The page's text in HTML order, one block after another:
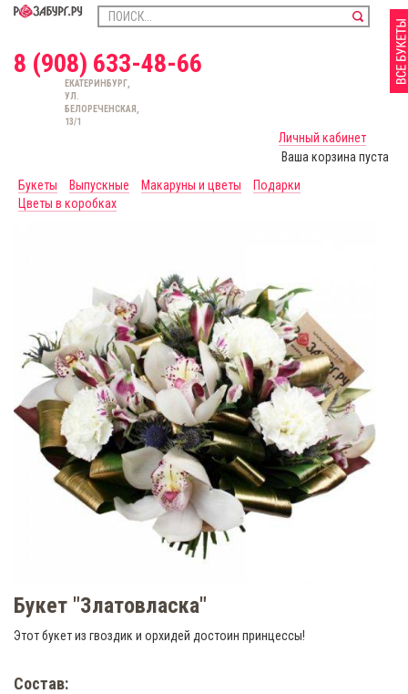
8 (908) 633-48-66
ЕКАТЕРИНБУРГ,
УЛ.
БЕЛОРЕЧЕНСКАЯ,
13/1
Личный кабинет
Ваша корзина пуста
Букеты
Выпускные Макаруны и цветы
Подарки
Цветы в коробках
Букет "Златовласка"
Этот букет из гвоздик и орхидей достоин принцессы!
Состав: